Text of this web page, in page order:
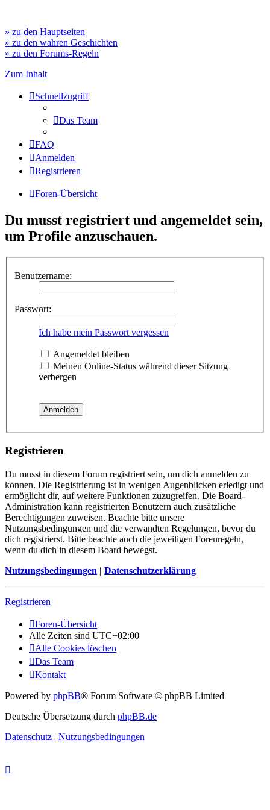
» zu den Hauptseiten
» zu den wahren Geschichten
» zu den Forums-Regeln
Zum Inhalt
Schnellzugriff
Das Team
FAQ
Anmelden
Registrieren
Foren-Übersicht
Du musst registriert und angemeldet sein,
um Profile anzuschauen.
Benutzername:
Passwort:
Ich habe mein Passwort vergessen
Angemeldet bleiben
Meinen Online-Status während dieser Sitzung
verbergen
Registrieren
Du musst in diesem Forum registriert sein, um dich anmelden zu
können. Die Registrierung ist in wenigen Augenblicken erledigt und
ermöglicht dir, auf weitere Funktionen zuzugreifen. Die Board-
Administration kann registrierten Benutzern auch zusätzliche
Berechtigungen zuweisen. Beachte bitte unsere
Nutzungsbedingungen und die verwandten Regelungen, bevor du
dich registrierst. Bitte beachte auch die jeweiligen Forenregeln,
wenn du dich in diesem Board bewegst.
Nutzungsbedingungen | Datenschutzerklärung
Registrieren
Foren-Übersicht
Alle Zeiten sind UTC+02:00
Alle Cookies löschen
Das Team
Kontakt
Powered by phpBB® Forum Software © phpBB Limited
Deutsche Übersetzung durch phpBB.de
Datenschutz | Nutzungsbedingungen